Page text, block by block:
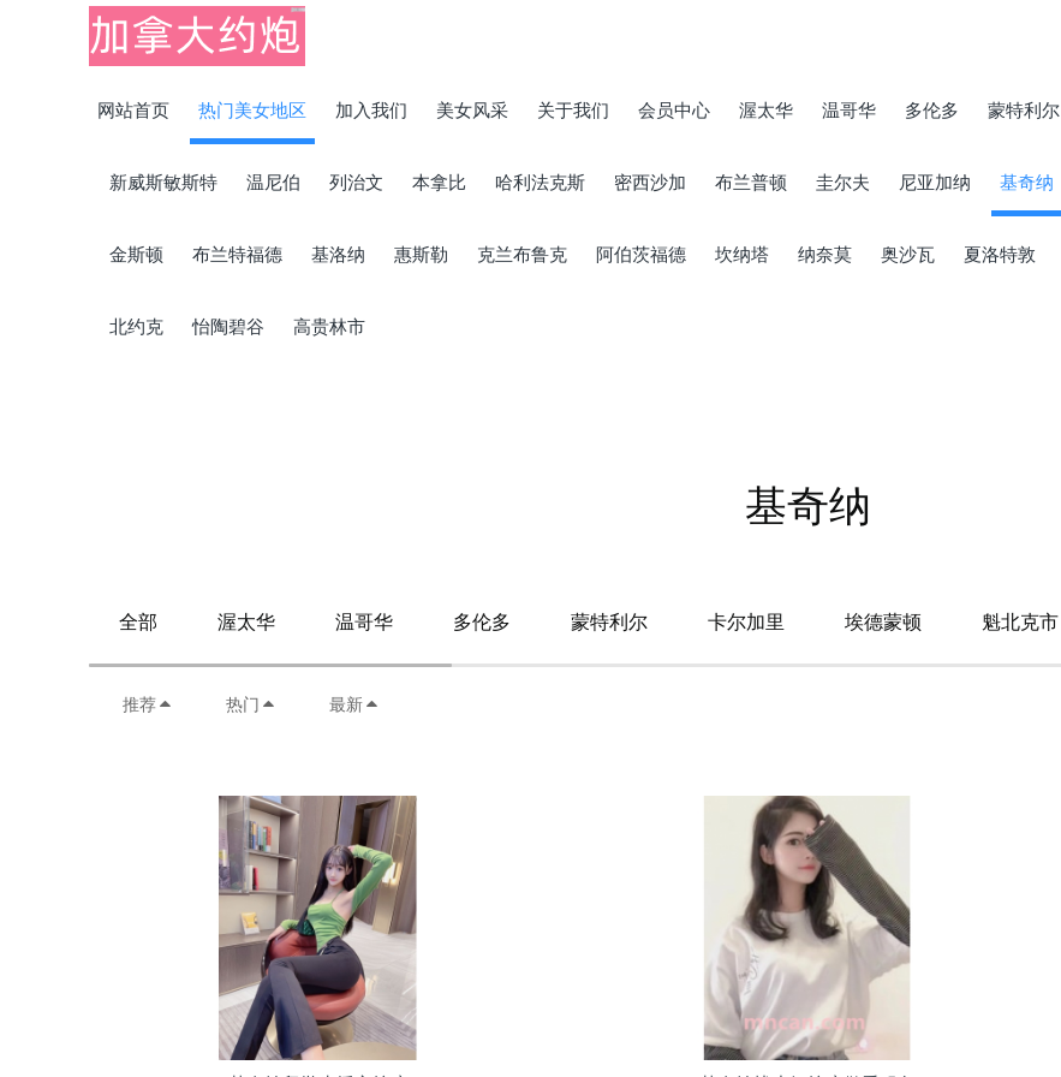
网站首页 热门美女地区 加入我们 美女风采 关于我们 会员中心 渥太华 温哥华 多伦多 蒙特利尔
新威斯敏斯特 温尼伯 列治文 本拿比 哈利法克斯 密西沙加 布兰普顿 圭尔夫 尼亚加纳 基奇纳
金斯顿 布兰特福德 基洛纳 惠斯勒 克兰布鲁克 阿伯茨福德 坎纳塔 纳奈莫 奥沙瓦 夏洛特敦
北约克 怡陶碧谷 高贵林市
基奇纳
全部 渥太华 温哥华 多伦多 蒙特利尔 卡尔加里 埃德蒙顿 魁北克市
推荐 热门 最新